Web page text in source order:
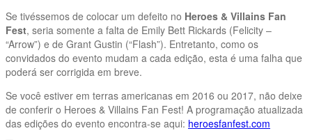
Se tivéssemos de colocar um defeito no Heroes & Villains Fan
Fest, seria somente a falta de Emily Bett Rickards (Felicity –
“Arrow”) e de Grant Gustin (“Flash”). Entretanto, como os
convidados do evento mudam a cada edição, esta é uma falha que
poderá ser corrigida em breve.
Se você estiver em terras americanas em 2016 ou 2017, não deixe
de conferir o Heroes & Villains Fan Fest! A programação atualizada
das edições do evento encontra-se aqui: heroesfanfest.com